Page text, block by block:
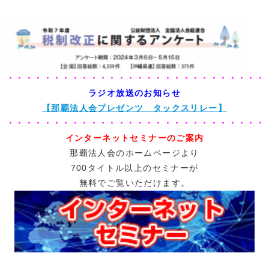
・・・・・・・・・・・・・・・・・・・・・・・・・・・・
ラジオ放送のお知らせ
【那覇法人会プレゼンツ タックスリレー】
・・・・・・・・・・・・・・・・・・・・・・・・・・・・
インターネットセミナーのご案内
那覇法人会のホームページより
700タイトル以上のセミナーが
無料でご覧いただけます。